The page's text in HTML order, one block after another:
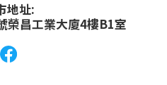
地址:
榮昌工業大廈4樓B1室